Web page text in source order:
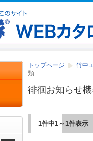
トップページ
竹中
類
徘徊お知らせ
1件中1～1件表示